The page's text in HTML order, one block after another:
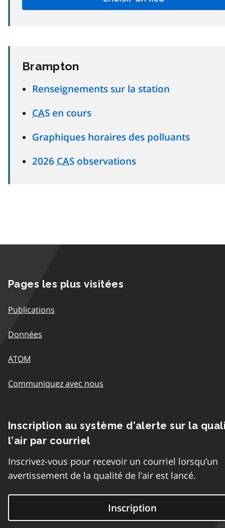
Brampton
Renseignements sur la station
CAS en cours
Graphiques horaires des polluants
2026 CAS observations
Pages les plus visitées
Publications
Données
ATOM
Communiquez avec nous
Inscription au système d’alerte sur la
l’air par courriel
Inscrivez-vous pour recevoir un courriel lorsqu’un
avertissement de la qualité de l’air est lancé.
Inscription